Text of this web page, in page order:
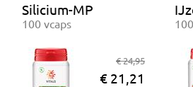
Silicium-MP
100 vcaps
€ 24,95
€ 21,21